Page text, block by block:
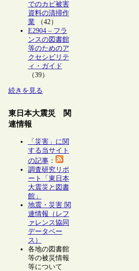
でのカビ被害
資料の清掃作
業（42）
E2904 – フラ
ンスの図書館
等のためのア
クセシビリテ
ィ・ガイド
（39）
続きを見る
東日本大震災 関
連情報
「災害」に関
する当サイト
の記事：
調査研究リポ
ート「東日本
大震災と図書
館」
地震・災害 関
連情報（レフ
ァレンス協同
データベー
ス）
各地の図書館
等の被災情報
等について